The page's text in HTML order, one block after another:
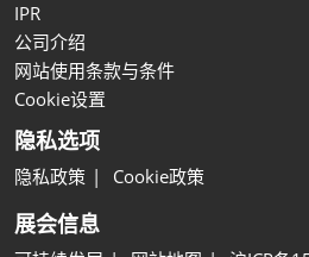
IPR
公司介绍
网站使用条款与条件
Cookie设置
隐私选项
隐私政策 Cookie政策
展会信息